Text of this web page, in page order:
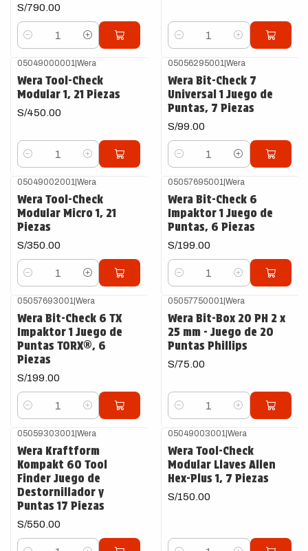
S/790.00
Cantidad Cantidad
05049000001 |Wera
Wera Tool-Check
Modular 1, 21 Piezas
S/450.00
Cantidad
05056295001 |Wera
Wera Bit-Check 7
Universal 1 Juego de
Puntas, 7 Piezas
S/99.00
Cantidad
05049002001 |Wera
Wera Tool-Check
Modular Micro 1, 21
Piezas
S/350.00
Cantidad
05057695001 |Wera
Wera Bit-Check 6
Impaktor 1 Juego de
Puntas, 6 Piezas
S/199.00
Cantidad
05057693001 |Wera
Wera Bit-Check 6 TX
Impaktor 1 Juego de
Puntas TORX®, 6
Piezas
S/199.00
Cantidad
05057750001 |Wera
Wera Bit-Box 20 PH 2 x
25 mm - Juego de 20
Puntas Phillips
S/75.00
Cantidad
05059303001 |Wera
Wera Kraftform
Kompakt 60 Tool
Finder Juego de
Destornillador y
Puntas 17 Piezas
S/550.00
05049003001 |Wera
Wera Tool-Check
Modular Llaves Allen
Hex-Plus 1, 7 Piezas
S/150.00